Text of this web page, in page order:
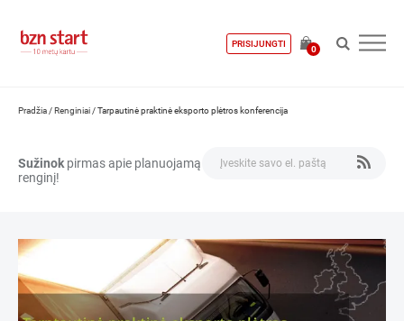
PRISIJUNGTI
0
Pradžia /Renginiai /Tarpautinė praktinė eksporto plėtros konferencija
Sužinok pirmas apie planuojamą
renginį!